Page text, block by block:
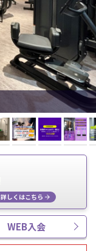
詳しくはこちら
WEB入会